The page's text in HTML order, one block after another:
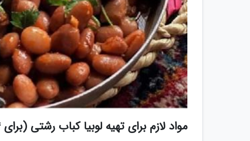
مواد لازم برای تهیه لوبیا کباب رشتی (برای 4 نفر)